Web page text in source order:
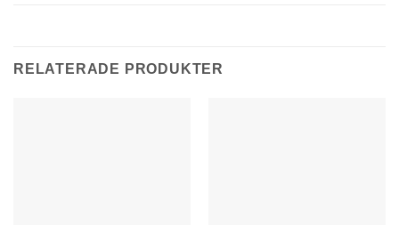
RELATERADE PRODUKTER